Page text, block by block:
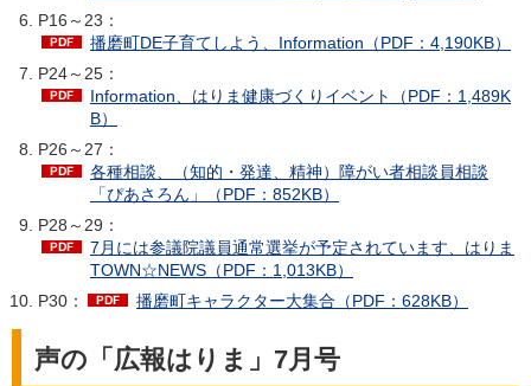
P16～23：
播磨町DE子育てしよう、Information（PDF：4,190KB）
P24～25：
Information、はりま健康づくりイベント（PDF：1,489K
B）
P26～27：
各種相談、（知的・発達、精神）障がい者相談員相談
「ぴあさろん」（PDF：852KB）
P28～29：
7月には参議院議員通常選挙が予定されています、はりま
TOWN☆NEWS（PDF：1,013KB）
P30：
播磨町キャラクター大集合（PDF：628KB）
声の「広報はりま」7月号